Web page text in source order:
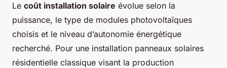
Le coût installation solaire évolue selon la
puissance, le type de modules photovoltaïques
choisis et le niveau d’autonomie énergétique
recherché. Pour une installation panneaux solaires
résidentielle classique visant la production